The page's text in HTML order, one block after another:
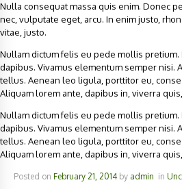
Nulla consequat massa quis enim. Donec
nec, vulputate eget, arcu. In enim justo,
vitae, justo.
Nullam dictum felis eu pede mollis pretium.
dapibus. Vivamus elementum semper nisi.
tellus. Aenean leo ligula, porttitor eu,
Aliquam lorem ante, dapibus in, viverra
Nullam dictum felis eu pede mollis pretium.
dapibus. Vivamus elementum semper nisi.
tellus. Aenean leo ligula, porttitor eu,
Aliquam lorem ante, dapibus in, viverra
Posted on February 21, 2014 by admin in